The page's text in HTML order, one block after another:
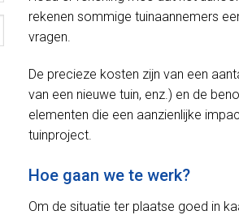
rekenen sommige tuinaannemers
vragen.
De precieze kosten zijn van een
van een nieuwe tuin, enz.) en de
elementen die een aanzienlijke
tuinproject.
Hoe gaan we te werk?
Om de situatie ter plaatse goed in